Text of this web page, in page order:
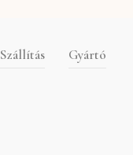
Szállítás Gyártó